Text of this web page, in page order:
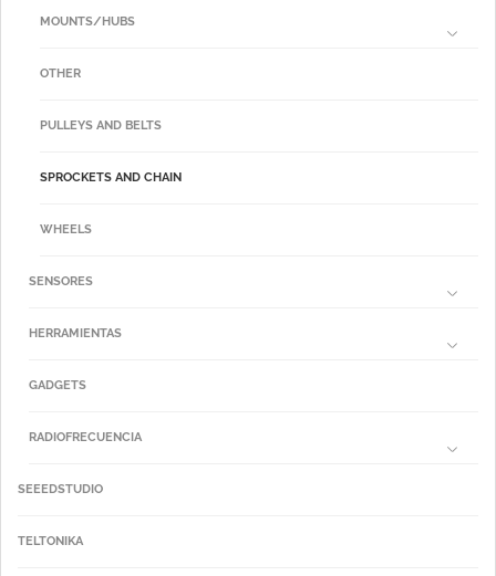
MOUNTS/HUBS
OTHER
PULLEYS AND BELTS
SPROCKETS AND CHAIN
WHEELS
SENSORES
HERRAMIENTAS
GADGETS
RADIOFRECUENCIA
SEEEDSTUDIO
TELTONIKA